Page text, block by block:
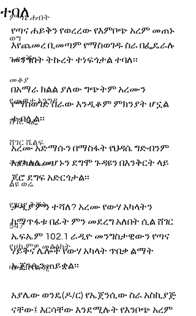
ምጣኔ ሐብት
ወግ
ጉዳያችን
መቆያ
የጨዋታ እንግዳ
ሸገር ካፌ
ሸገር ሼልፍ
ትዝታ ዘ አራዳ
ልዩ ወሬ
የገበያ ቅኝት
547
የሀኪምዎ መልዕክት
ባዮቴክኖሎጂ
ተባለ
የጣና ሐይቅን የወረረው የእምቦጭ አረም መጠኑ
እየጨመረ ቢመጣም የማስወገዱ ስራ በፌዴራሉ
መንግስት ትኩረት ተነፍጎታል ተባለ፡፡
በአማራ ክልል ያለው ግጭትም አረሙን
የማስወገድ ስራው እንዲቆም ምክንያት ሆኗል
ተብሏል፡፡
አረሙ አድማሱን በማስፋት የህዳሴ ግድብንም
እያካለለ መሆኑን ደግሞ ጉዳዩን በእንቅርት ላይ
ጆሮ ደግፍ አድርጎታል፡፡
ታዲያ ምን ተሻለ? አረሙ የውሃ አካላትን
ከማጥፋቱ በፊት ምን መደረግ አለበት ሲል ሸገር
ኤፍኤም 102.1 ራዲዮ መንግስታዊውን የጣና
ሃይቅና ሌሎች የውሃ አካላት ጥበቃ ልማት
ኤጀንሲን ጠይቋል፡፡
አያሌው ወንዴ(ዶ/ር) የኤጀንሲው ስራ አስኪያጅ
ናቸው፤ እርሳቸው እንደሚሉት የእንቦጭ አረም